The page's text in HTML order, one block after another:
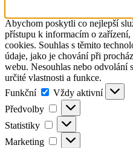
Abychom poskytli co nejlepší
přístupu k informacím o
cookies. Souhlas s těmito
údaje, jako je chování při
webu. Nesouhlas nebo odvolání
určité vlastnosti a funkce.
Funkční
Funkční
Vždy aktivní
Předvolby
Předvolby
Statistiky Statistiky
Marketing Marketing